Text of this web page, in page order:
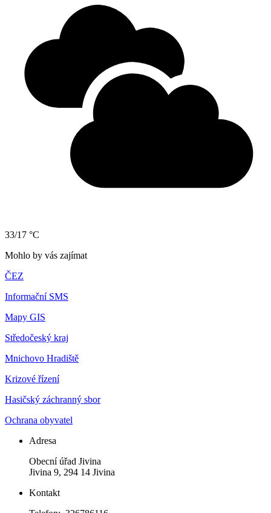
33/17 °C
Mohlo by vás zajímat
ČEZ
Informační SMS
Mapy GIS
Středočeský kraj
Mnichovo Hradiště
Krizové řízení
Hasičský záchranný sbor
Ochrana obyvatel
Adresa
Obecní úřad Jivina
Jivina 9, 294 14 Jivina
Kontakt